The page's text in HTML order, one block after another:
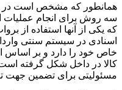
همانطور که مشخص است در
سه روش برای انجام
که یکی از آنها استفاده از
اسنادی در سیستم سنتی
خاص خود را دارد و بر اساس
کالا در داخل شکل گرفته
مسئولیتی برای تضمین جهت